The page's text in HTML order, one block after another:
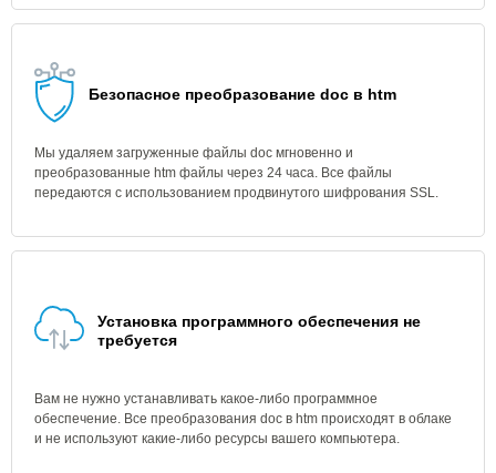
Безопасное преобразование doc в htm
Мы удаляем загруженные файлы doc мгновенно и
преобразованные htm файлы через 24 часа. Все файлы
передаются с использованием продвинутого шифрования SSL.
Установка программного обеспечения не
требуется
Вам не нужно устанавливать какое-либо программное
обеспечение. Все преобразования doc в htm происходят в облаке
и не используют какие-либо ресурсы вашего компьютера.